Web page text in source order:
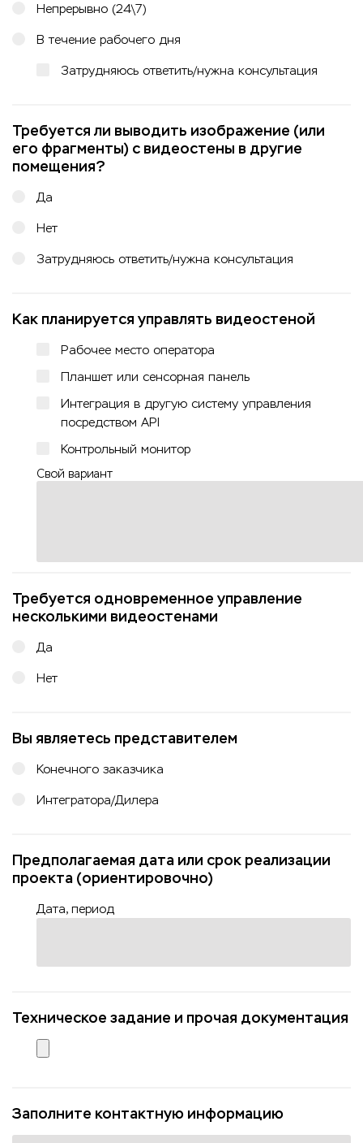
Непрерывно (24\7)
В течение рабочего дня
Затрудняюсь ответить/нужна консультация
Требуется ли выводить изображение (или
его фрагменты) с видеостены в другие
помещения?
Да
Нет
Затрудняюсь ответить/нужна консультация
Как планируется управлять видеостеной
Рабочее место оператора
Планшет или сенсорная панель
Интеграция в другую систему управления
посредством API
Контрольный монитор
Свой вариант
Требуется одновременное управление
несколькими видеостенами
Да
Нет
Вы являетесь представителем
Конечного заказчика
Интегратора/Дилера
Предполагаемая дата или срок реализации
проекта (ориентировочно)
Дата, период
Техническое задание и прочая документация
Заполните контактную информацию